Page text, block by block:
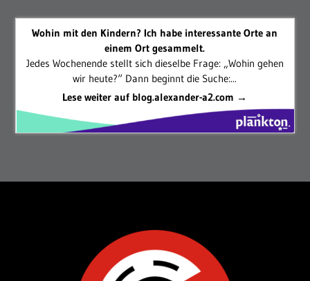
Wohin mit den Kindern? Ich habe interessante Orte an
einem Ort gesammelt.
Jedes Wochenende stellt sich dieselbe Frage: „Wohin gehen
wir heute?“ Dann beginnt die Suche:...
Lese weiter auf blog.alexander-a2.com →